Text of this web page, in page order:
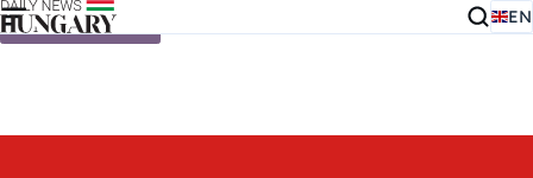
Skip to content EN